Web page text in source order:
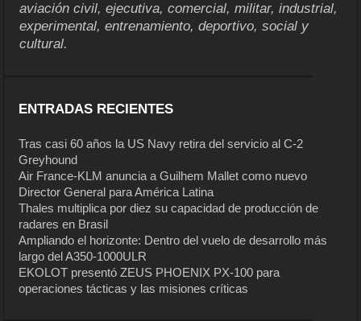
aviación civil, ejecutiva, comercial, militar, industrial,
experimental, entrenamiento, deportivo, social y
cultural.
ENTRADAS RECIENTES
Tras casi 60 años la US Navy retira del servicio al C-2
Greyhound
Air France-KLM anuncia a Guilhem Mallet como nuevo
Director General para América Latina
Thales multiplica por diez su capacidad de producción de
radares en Brasil
Ampliando el horizonte: Dentro del vuelo de desarrollo más
largo del A350-1000ULR
EKOLOT presentó ZEUS PHOENIX PX-100 para
operaciones tácticas y las misiones críticas